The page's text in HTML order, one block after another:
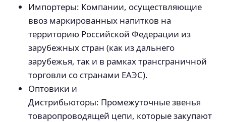
Импортеры: Компании, осуществляющие
ввоз маркированных напитков на
территорию Российской Федерации из
зарубежных стран (как из дальнего
зарубежья, так и в рамках трансграничной
торговли со странами ЕАЭС).
Оптовики и
Дистрибьюторы: Промежуточные звенья
товаропроводящей цепи, которые закупают